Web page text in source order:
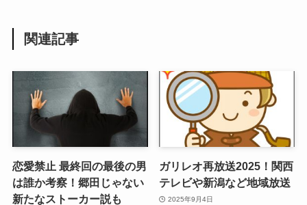
関連記事
恋愛禁止 最終回の最後の男
は誰か考察！郷田じゃない
新たなストーカー説も
ガリレオ再放送2025！関西
テレビや新潟など地域放送
2025年9月4日